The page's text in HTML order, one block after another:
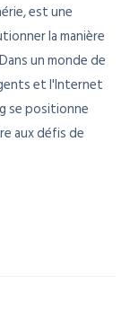
est une
la manière
un monde de
et l'Internet
se positionne
aux défis de